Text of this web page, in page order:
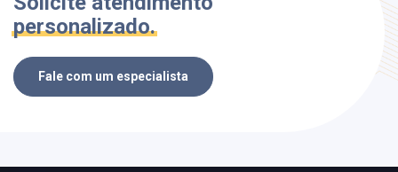
personalizado.
Fale com um especialista